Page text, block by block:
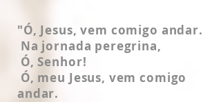
"Ó, Jesus, vem comigo andar.
Na jornada peregrina,
​ Ó, Senhor!
Ó, meu Jesus, vem comigo
andar.